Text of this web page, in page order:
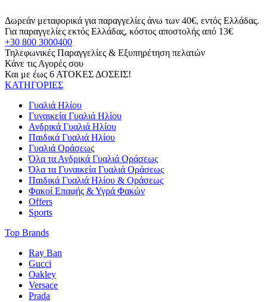
Δωρεάν μεταφορικά για παραγγελίες άνω των 40€, εντός Ελλάδας.
Για παραγγελίες εκτός Ελλάδας, κόστος αποστολής από 13€
+30 800 3000400
Τηλεφωνικές Παραγγελίες & Εξυπηρέτηση πελατών
Κάνε τις Αγορές σου
Και με έως 6 ΑΤΟΚΕΣ ΔΟΣΕΙΣ!
ΚΑΤΗΓΟΡΙΕΣ
Γυαλιά Ηλίου
Γυναικεία Γυαλιά Ηλίου
Ανδρικά Γυαλιά Ηλίου
Παιδικά Γυαλιά Ηλίου
Γυαλιά Οράσεως
Όλα τα Ανδρικά Γυαλιά Οράσεως
Όλα τα Γυναικεία Γυαλιά Οράσεως
Παιδικά Γυαλιά Ηλίου & Οράσεως
Φακοί Επαφής & Υγρά Φακών
Offers
Sports
Top Brands
Ray Ban
Gucci
Oakley
Versace
Prada